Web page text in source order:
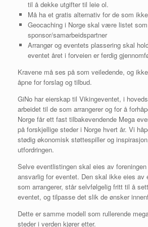
til å dekke utgifter til leie ol.
Må ha et gratis alternativ for de som
Geocaching i Norge skal være listet som
sponsor/samarbeidspartner
Arrangør og eventets plassering skal
eventet året i forveien er ferdig
Kravene må ses på som veiledende, og
åpne for forslag og tilbud.
GiNo har eierskap til Vikingeventet, i
arbeidet til de som arrangerer og for å
Norge får ett fast tilbakevendende Mega
på forskjellige steder i Norge hvert år. Vi
stødig økonomisk støttespiller og
utfordringen.
Selve eventlistingen skal eies av
ansvarlig for eventet. Den skal ikke eies av
som arrangerer, står selvfølgelig fritt til å
eventet, og tilpasse det slik de ønsker
Dette er samme modell som rullerende
steder i verden kjører etter.